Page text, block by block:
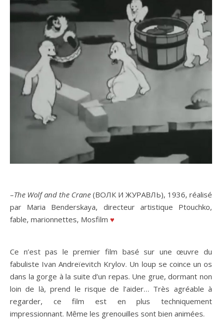
–The Wolf and the Crane (ВОЛК И ЖУРАВЛЬ), 1936, réalisé
par Maria Benderskaya, directeur artistique Ptouchko,
fable, marionnettes, Mosfilm ♥
Ce n’est pas le premier film basé sur une œuvre du
fabuliste Ivan Andreïevitch Krylov. Un loup se coince un os
dans la gorge à la suite d’un repas. Une grue, dormant non
loin de là, prend le risque de l’aider… Très agréable à
regarder, ce film est en plus techniquement
impressionnant. Même les grenouilles sont bien animées.